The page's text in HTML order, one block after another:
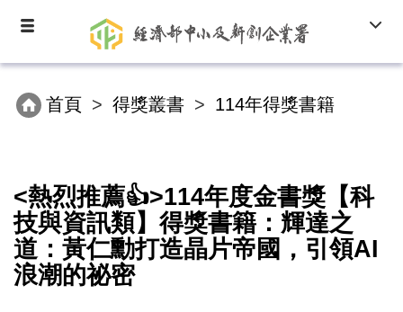
要
Toggle
首頁 得獎叢書 114年得獎書籍
<熱烈推薦👍>114年度金書獎【科
技與資訊類】得獎書籍：輝達之
道：黃仁勳打造晶片帝國，引領AI
浪潮的祕密